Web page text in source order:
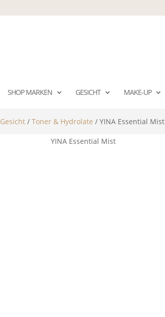
SHOP MARKEN GESICHT MAKE-UP
Gesicht /Toner & Hydrolate / YINA Essential Mist